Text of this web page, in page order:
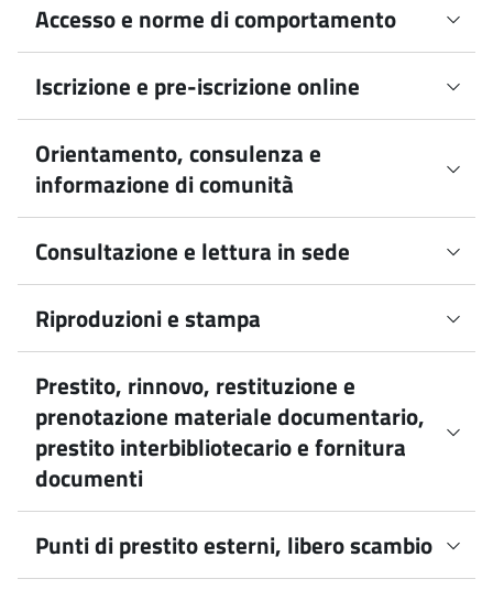
Accesso e norme di comportamento
Modalità di accesso
Iscrizione e pre-iscrizione online
Informazioni sul servizio
Effettua la pre-iscrizione
Orientamento, consulenza e
informazione di comunità
Informazioni sul servizio
Consultazione e lettura in sede
Informazioni sul servizio
Riproduzioni e stampa
Informazioni sul servizio
Prestito, rinnovo, restituzione e
prenotazione materiale documentario,
prestito interbibliotecario e fornitura
documenti
Informazioni sul servizio
Punti di prestito esterni, libero scambio